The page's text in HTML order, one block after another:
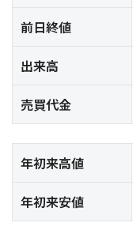
前日終値
出来高
売買代金
年初来高値
年初来安値